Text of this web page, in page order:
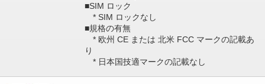
■SIM ロック
* SIM ロックなし
■規格の有無
* 欧州 CE または 北米 FCC マークの記載あ
り
* 日本国技適マークの記載なし